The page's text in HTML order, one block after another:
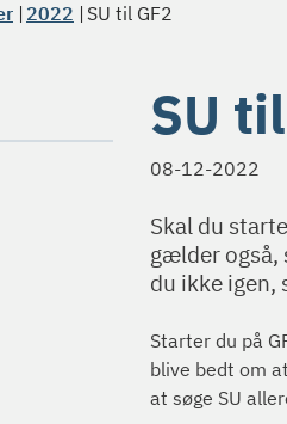
2022 SU til GF2
SU
08-12-2022
Skal du
gælder også,
du ikke igen,
Starter du på
blive bedt om
at søge SU